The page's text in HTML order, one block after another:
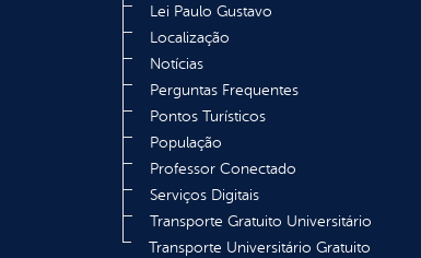
Lei Paulo Gustavo
Localização
Notícias
Perguntas Frequentes
Pontos Turísticos
População
Professor Conectado
Serviços Digitais
Transporte Gratuito Universitário
Transporte Universitário Gratuito